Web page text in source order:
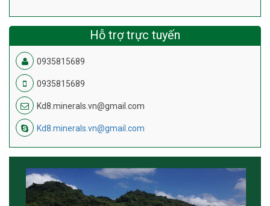
Hỗ trợ trực tuyến
0935815689
0935815689
Kd8.minerals.vn@gmail.com
Kd8.minerals.vn@gmail.com